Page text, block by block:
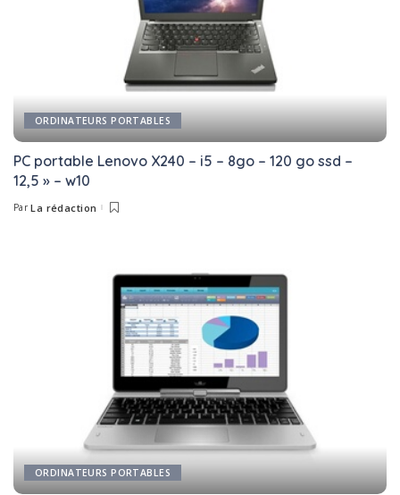
ORDINATEURS PORTABLES
PC portable Lenovo X240 – i5 – 8go – 120 go ssd –
12,5 » – w10
Posted
Par La rédaction
ORDINATEURS PORTABLES